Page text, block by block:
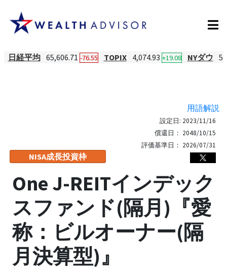
日経平均 65,606.71 -76.55 TOPIX 4,074.93 +19.08 NYダウ
用語解説
NISA成長投資枠
設定日: 2023/11/16
償還日： 2048/10/15
評価基準日： 2026/07/31
One J-REITインデック
スファンド(隔月)『愛
称：ビルオーナー(隔
月決算型)』